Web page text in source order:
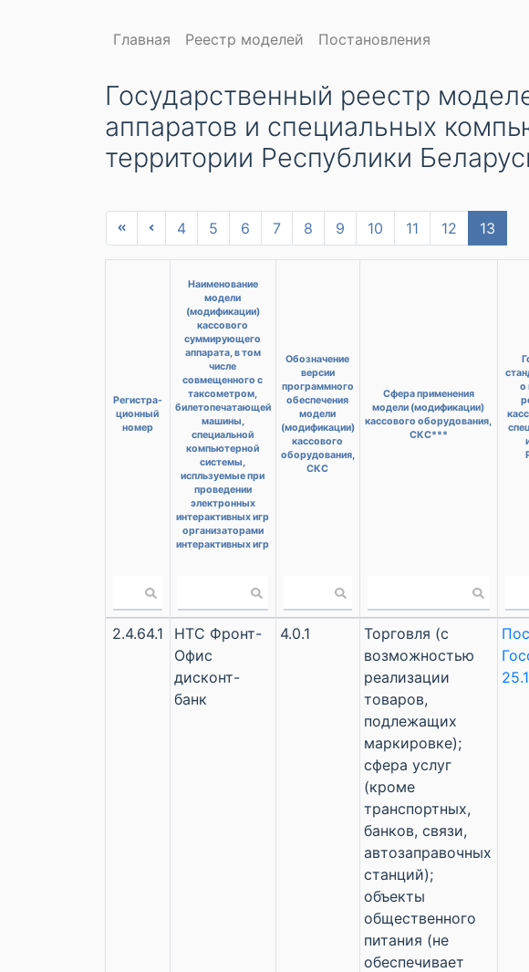
Главная Реестр моделей Постановления
Государственный реестр
аппаратов и специальных
территории Республики
4 5 6 7 8 9 10 11 12 13
Регистра-
ционный
номер
Наименование
модели
(модификации)
кассового
суммирующего
аппарата, в том
числе
совмещенного с
таксометром,
билетопечатающей
машины,
специальной
компьютерной
системы,
испльзуемые при
проведении
электронных
интерактивных игр
организаторами
интерактивных игр
Обозначение
версии
программного
обеспечения
модели
(модификации)
кассового
оборудования,
СКС
Сфера применения
модели (модификации)
кассового оборудования,
СКС***
о
2.4.64.1
НТС Фронт-
Офис
дисконт-
банк
4.0.1
Торговля (с
возможностью
реализации
товаров,
подлежащих
маркировке);
сфера услуг
(кроме
транспортных,
банков, связи,
автозаправочных
станций);
объекты
общественного
питания (не
обеспечивает